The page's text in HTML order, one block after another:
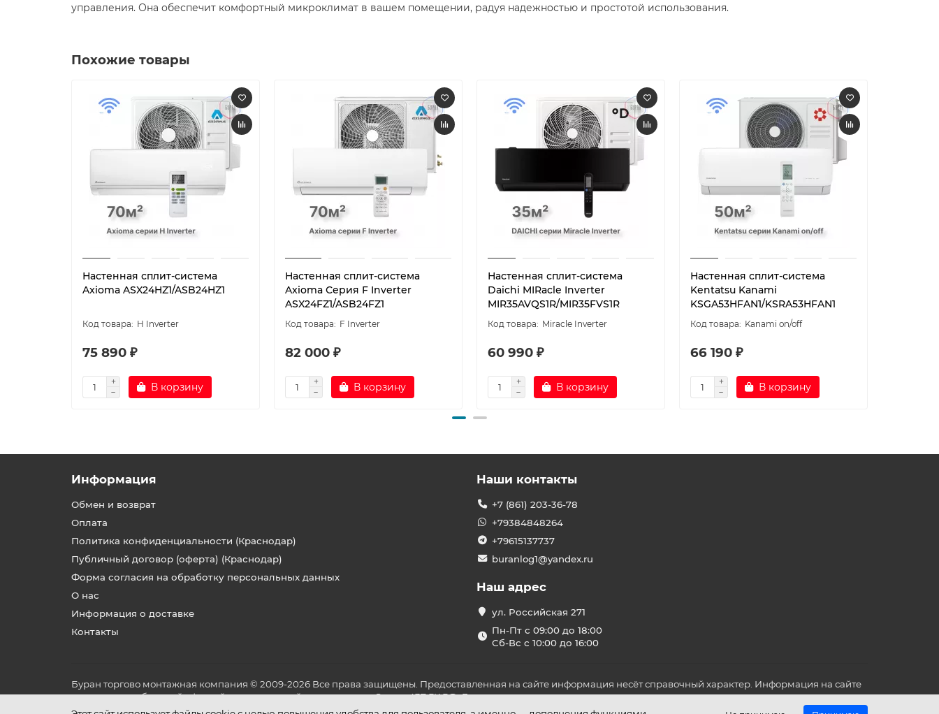
управления. Она обеспечит комфортный микроклимат в вашем помещении, радуя надежностью и простотой использования.​
Похожие товары
Настенная сплит-система
Axioma ASX24HZ1/ASB24HZ1
H Inverter
75 890 ₽
В корзину
Настенная сплит-система
Axioma Серия F Inverter
ASX24FZ1/ASB24FZ1
F Inverter
82 000 ₽
В корзину
Настенная сплит-система
Daichi MIRacle Inverter
MIR35AVQS1R/MIR35FVS1R
Miracle Inverter
60 990 ₽
В корзину
Настенная сплит-система
Kentatsu Kanami
KSGA53HFAN1/KSRA53HFAN1
Kanami on/off
66 190 ₽
В корзину
Информация
Обмен и возврат
Оплата
Политика конфиденциальности (Краснодар)
Публичный договор (оферта) (Краснодар)
Форма согласия на обработку персональных данных
О нас
Информация о доставке
Контакты
Наши контакты
+7 (861) 203-36-78
+79384848264
+79615137737
buranlog1@yandex.ru
Наш адрес
ул. Российская 271
Пн-Пт с 09:00 до 18:00
Сб-Вс с 10:00 до 16:00
Буран торгово монтажная компания © 2009-2026 Все права защищены. Предоставленная на сайте информация несёт справочный характер. Информация на сайте
не является публичной офертой, определяемой положениями Статьи 437 ГК РФ. До оплаты товара удостоверьтесь во всех для вас важных характеристиках в товаре
и условиях его эксплуатации.